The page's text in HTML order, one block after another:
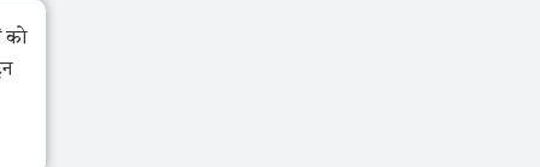
को